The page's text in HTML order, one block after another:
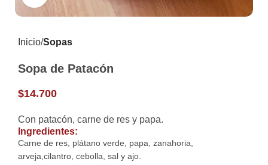
Inicio Sopas
Sopa de Patacón
$14.700
Con patacón, carne de res y papa.
Ingredientes:
Carne de res, plátano verde, papa, zanahoria,
arveja,cilantro, cebolla, sal y ajo.